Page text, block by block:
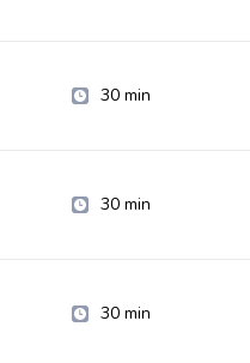
30 min
30 min
30 min